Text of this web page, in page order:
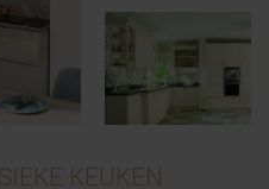
KEUKEN